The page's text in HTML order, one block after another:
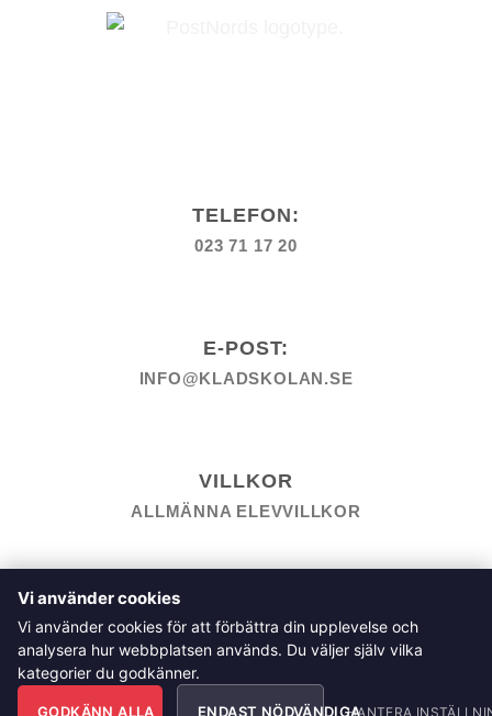
TELEFON:
023 71 17 20
E-POST:
INFO@KLADSKOLAN.SE
VILLKOR
ALLMÄNNA ELEVVILLKOR
HEMSIDEPOLICY
INTEGRITETSPOLICY
ALLMÄNNA FRÅGOR OM VÅRA KURSER I SÖMNAD OCH
TILLSKÄRNING
Klädskolan Sverige AB, Åsgatan 35, 791 71 Falun
Vi använder cookies
Vi använder cookies för att förbättra din upplevelse och
analysera hur webbplatsen används. Du väljer själv vilka
kategorier du godkänner.
GODKÄNN ALLA ENDAST NÖDVÄNDIGAHANTERA